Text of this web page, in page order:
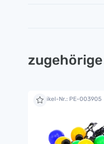
Artikel-Nr.: PE-003905